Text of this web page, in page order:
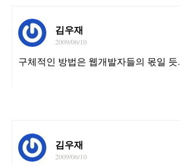
김우재
2009/06/10
구체적인 방법은 웹개발자들의 몫일 듯.
김우재
2009/06/10